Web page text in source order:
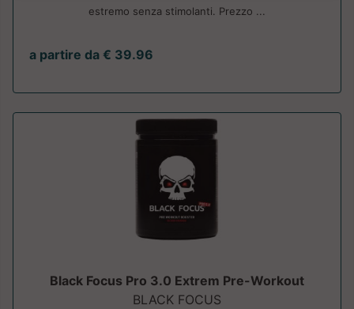
estremo senza stimolanti. Prezzo ...
a partire da € 39.96
Black Focus Pro 3.0 Extrem Pre-Workout
BLACK FOCUS